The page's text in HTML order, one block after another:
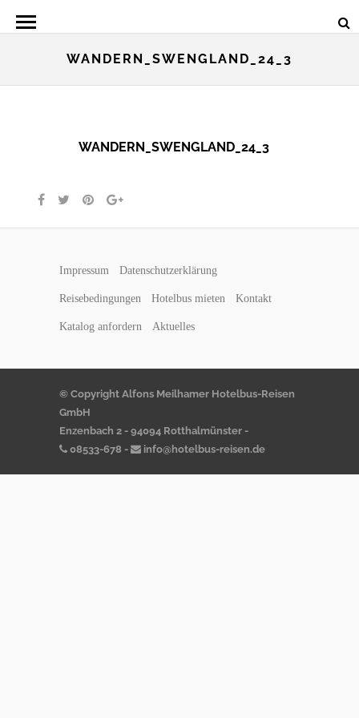
WANDERN_SWENGLAND_24_3
WANDERN_SWENGLAND_24_3
Impressum Datenschutzerklärung
Reisebedingungen Hotelbus mieten Kontakt
Katalog anfordern Aktuelles
© Copyright Alfons Meilhamer Hotelbus-Reisen
GmbH
Enzenbach 2 - 94094 Rotthalmünster -
08533-678 - info@hotelbus-reisen.de